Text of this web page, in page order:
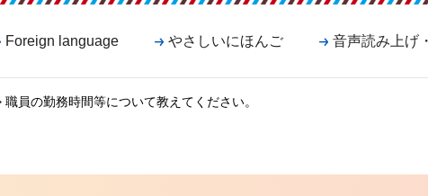
Foreign language やさしいにほんご 音声読み上げ
職員の勤務時間等について教えてください。